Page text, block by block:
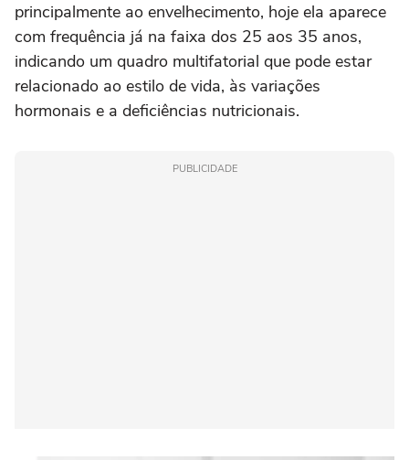
principalmente ao envelhecimento, hoje ela aparece
com frequência já na faixa dos 25 aos 35 anos,
indicando um quadro multifatorial que pode estar
relacionado ao estilo de vida, às variações
hormonais e a deficiências nutricionais.
PUBLICIDADE